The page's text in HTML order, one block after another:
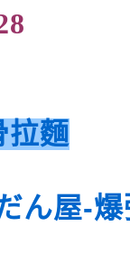
拉麵
ん屋-